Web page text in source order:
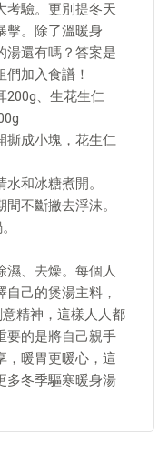
考驗。更別提冬天
擊。除了溫暖身
湯還有嗎？答案是
加入食譜！
200g、生花生仁
撕成小塊，花生仁
和冰糖煮開。
不斷撇去浮沫。
濕、去燥。每個人
己的煲湯主料，
精神，這樣人人都
要的是將自己親手
，暖胃更暖心，這
多冬季驅寒暖身湯